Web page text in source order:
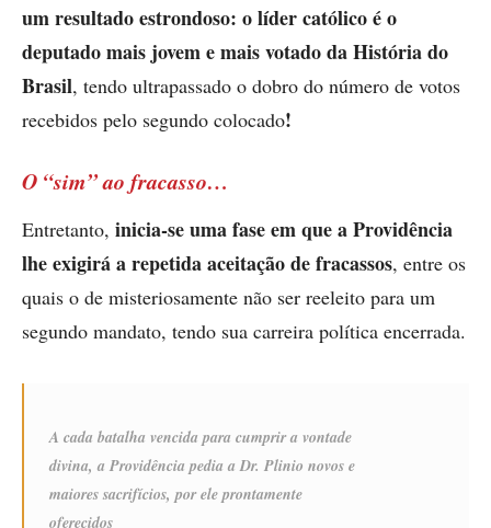
um resultado estrondoso: o líder católico é o
deputado mais jovem e mais votado da História do
Brasil, tendo ultrapassado o dobro do número de votos
recebidos pelo segundo colocado!
O “sim” ao fracasso…
Entretanto, inicia-se uma fase em que a Providência
lhe exigirá a repetida aceitação de fracassos, entre os
quais o de misteriosamente não ser reeleito para um
segundo mandato, tendo sua carreira política encerrada.
A cada batalha vencida para cumprir a vontade
divina, a Providência pedia a Dr. Plinio novos e
maiores sacrifícios, por ele prontamente
oferecidos